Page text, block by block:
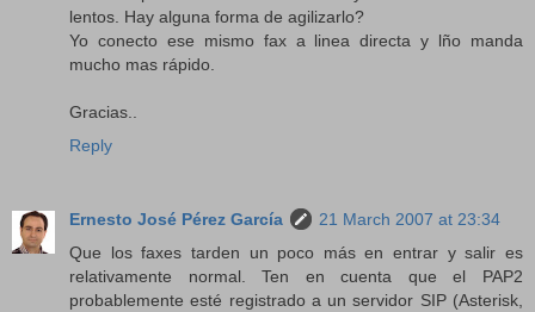
lentos. Hay alguna forma de agilizarlo?
Yo conecto ese mismo fax a linea directa y lño manda
mucho mas rápido.
Gracias..
Reply
Ernesto José Pérez García
21 March 2007 at 23:34
Que los faxes tarden un poco más en entrar y salir es
relativamente normal. Ten en cuenta que el PAP2
probablemente esté registrado a un servidor SIP (Asterisk,